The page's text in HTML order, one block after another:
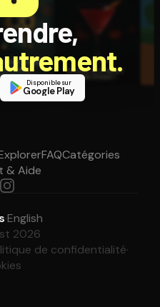
Disponible sur
Google Play
FAQCatégories
& Aide
·English
2026
de confidentialité·